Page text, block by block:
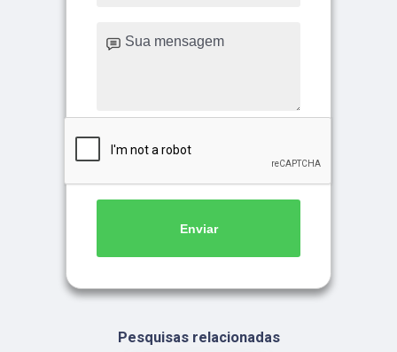
Enviar
Pesquisas relacionadas